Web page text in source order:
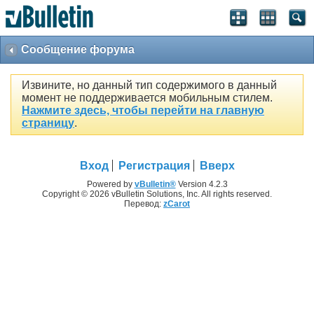
Сообщение форума
Извините, но данный тип содержимого в данный
момент не поддерживается мобильным стилем.
Нажмите здесь, чтобы перейти на главную
страницу.
Вход Регистрация Вверх
Powered by vBulletin®Version 4.2.3
Copyright © 2026 vBulletin Solutions, Inc. All rights reserved.
Перевод: zCarot